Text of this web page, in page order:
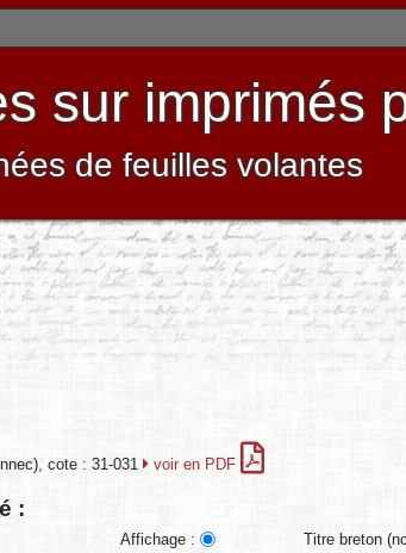
sur imprimés
de feuilles volantes
cote : 31-031 voir en PDF
:
Affichage : Titre breton